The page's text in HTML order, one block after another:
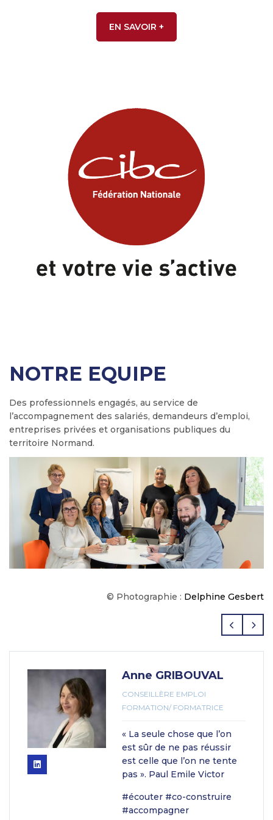
EN SAVOIR +
NOTRE EQUIPE
Des professionnels engagés, au service de
l’accompagnement des salariés, demandeurs d’emploi,
entreprises privées et organisations publiques du
territoire Normand.
© Photographie : Delphine Gesbert
Anne GRIBOUVAL
CONSEILLÈRE EMPLOI
FORMATION/ FORMATRICE
« La seule chose que l’on
est sûr de ne pas réussir
est celle que l’on ne tente
pas ». Paul Emile Victor
#écouter #co-construire
#accompagner